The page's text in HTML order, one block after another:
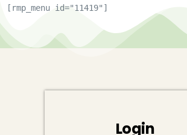
[rmp_menu id="11419"]
Login